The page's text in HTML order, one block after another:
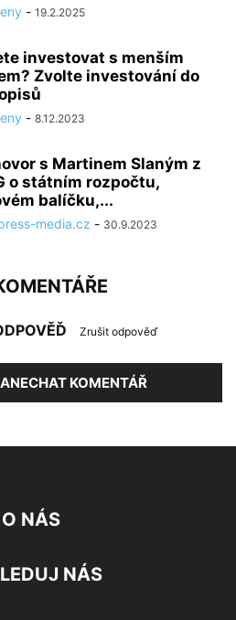
- 19.2.2025
investovat s menším
Zvolte investování do
- 8.12.2023
s Martinem Slaným z
o státním rozpočtu,
balíčku,...
media.cz - 30.9.2023
Zrušit odpověď
KOMENTÁŘ
O NÁS
NÁS